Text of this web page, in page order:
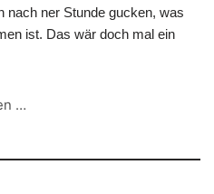
nach ner Stunde gucken, was
ist. Das wär doch mal ein
…